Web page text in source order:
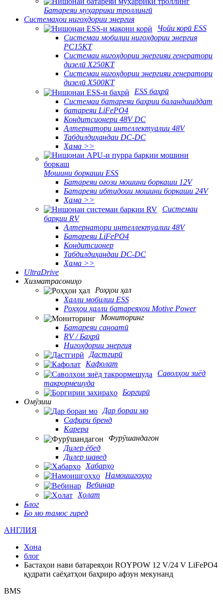
Батареяи муҳаррики троллингӣ
Системаҳои нигоҳдории энергия
Ҷойи корӣ ESS
Системаи мобилии нигоҳдории энергия
PC15KT
Системаи нигоҳдории энергияи генератори
дизелӣ X250KT
Системаи нигоҳдории энергияи генератори
дизелӣ X500KT
ESS баҳрӣ
Системаи батареяи баҳрии баландшиддат
батареяи LiFePO4
Кондитсионери 48V DC
Алтернатори интеллектуалии 48V
Табдилдиҳандаи DC-DC
Ҳама >>
Мошини боркаши ESS
Батареяи оғози мошини боркаши 12V
Батареяи ибтидоии мошини боркаши 24V
Ҳама >>
Системаи
барқии RV
Алтернатори интеллектуалии 48V
Батареяи LiFePO4
Кондитсионер
Табдилдиҳандаи DC-DC
Ҳама >>
UltraDrive
Хизматрасониҳо
Роҳҳои ҳал
Ҳалли мобилии ESS
Роҳҳои ҳалли батареяҳои Motive Power
Мониторинг
Батареяи саноатӣ
RV / Баҳрӣ
Нигоҳдории энергия
Дастгирӣ
Кафолат
Саволҳои зиёд
такрормешуда
Боргирӣ
Омӯзиш
Дар бораи мо
Сафири бренд
Карера
Фурӯшандагон
Дилер ёбед
Дилер шавед
Хабарҳо
Намоишгоҳҳо
Вебинар
Ҳолат
Блог
Бо мо тамос гиред
АНГЛИЯ
Хона
блог
Бастаҳои нави батареяҳои ROYPOW 12 V/24 V LiFePO4
қудрати саёҳатҳои баҳриро афзун мекунанд
BMS